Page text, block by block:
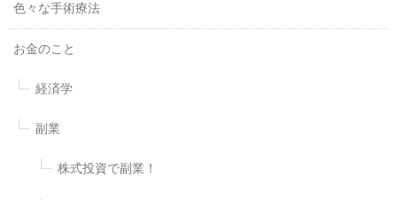
色々な手術療法
お金のこと
経済学
副業
株式投資で副業！